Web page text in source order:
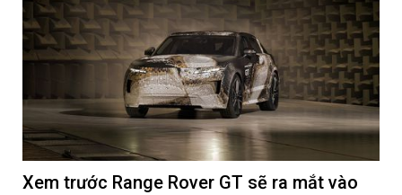
Xem trước Range Rover GT sẽ ra mắt vào